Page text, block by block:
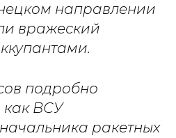
направлении
вражеский
подробно
как ВСУ
ракетных